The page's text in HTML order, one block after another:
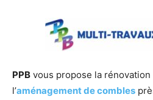
PPB vous propose la
l’aménagement de combles